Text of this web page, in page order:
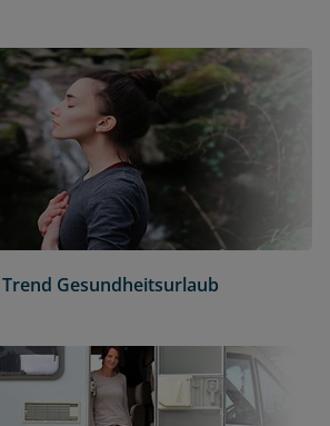
Gesundheitsurlaub